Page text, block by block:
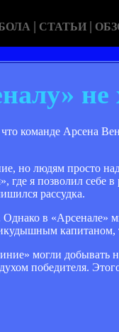
| СТАТЬИ |
не
команде Арсена
но людям просто
я позволил себе
рассудка.
в
капитаном,
могли
победителя.